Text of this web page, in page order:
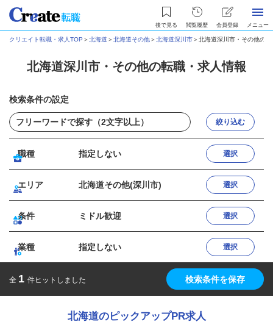
後で見る 閲覧履歴 会員登録 メニュー
クリエイト転職・求人TOP ＞北海道 ＞北海道その他＞北海道深川市＞北海道深川市・その他の
北海道深川市・その他の転職・求人情報
検索条件の設定
絞り込む
職種 指定しない 選択
エリア 北海道その他(深川市) 選択
条件 ミドル歓迎 選択
業種 指定しない 選択
全 1 件ヒットしました 検索条件を保存
北海道のピックアップPR求人